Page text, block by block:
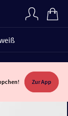
Zur App